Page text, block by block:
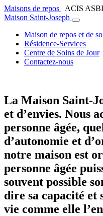
Maisons de repos
ACIS
Maison Saint-Joseph
Maison de repos et de
Résidence-Services
Centre de Soins de Jour
Contactez-nous
La Maison Saint-
et d’envies. Nous
personne âgée,
d’autonomie et
notre maison est
personne âgée
souvent possible
dire sa capacité et
vie comme elle